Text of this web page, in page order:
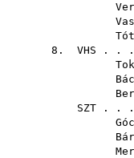
8. VHS . . .
SZT . .